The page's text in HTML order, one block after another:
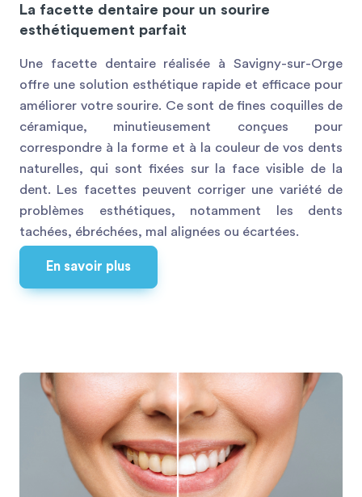
La facette dentaire pour un sourire
esthétiquement parfait
Une facette dentaire réalisée à Savigny-sur-Orge
offre une solution esthétique rapide et efficace pour
améliorer votre sourire. Ce sont de fines coquilles de
céramique, minutieusement conçues pour
correspondre à la forme et à la couleur de vos dents
naturelles, qui sont fixées sur la face visible de la
dent. Les facettes peuvent corriger une variété de
problèmes esthétiques, notamment les dents
tachées, ébréchées, mal alignées ou écartées.
En savoir plus